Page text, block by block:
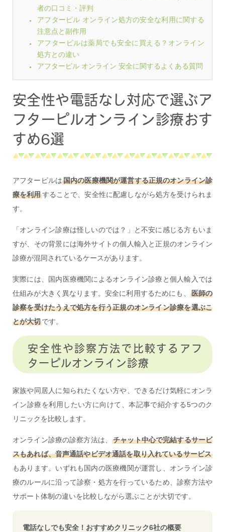
者の口コミ・評判
アフターピル オンライン処方の安全な利用に関する
注意点と副作用
アフターピルは薬局でも安全に買える？オンライン
処方との違い
アフターピル オンライン 安全に関するよくある質問
安全性や電話なし対応で選ぶア
フターピルオンライン診療おす
すめ6選
アフターピルは国内の医療機関が運営する正規のオンライン診
療を利用することで、安全性に配慮しながら処方を受けられま
す。
「オンライン診療は怪しいのでは？」と不安に感じる方もいま
すが、その背景には海外サイトの個人輸入と正規のオンライン
診療が混同されているケースがあります。
実際には、国内医療機関によるオンライン診療と個人輸入では
仕組みが大きく異なります。安全に利用するためにも、
医師の
診察を受けたうえで処方を行う正規のオンライン診療を選ぶこ
とが大切です。
安全性や診察方法で比較するアフ
ターピルオンライン診療
家族や同居人に知られたくない方や、できるだけ気軽にオンラ
イン診療を利用したい方に向けて、本記事で紹介する5つのク
リニックを比較します。
オンライン診療の診察方法は、チャット中心で完結するサービ
スもあれば、音声通話やビデオ通話を取り入れているサービス
もあります。いずれも国内の医療機関が運営し、オンライン診
療のルールに沿って診察・処方を行っているため、診察方法や
サポート体制の違いを比較しながら選ぶことが大切です。
電話なしでも安全！おすすめクリニック6社の概要